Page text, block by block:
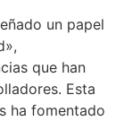
un papel
que han
Esta
ha fomentado